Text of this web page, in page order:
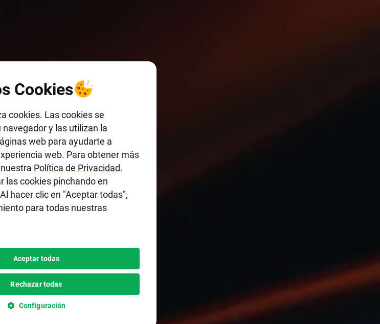
Cookies
cookies. Las cookies se
y las utilizan la
web para ayudarte a
web. Para obtener más
Política de Privacidad.
las cookies pinchando en
hacer clic en "Aceptar todas",
para todas nuestras
Aceptar todas
Rechazar todas
Configuración